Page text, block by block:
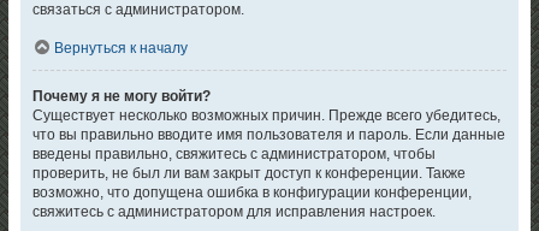
связаться с администратором.
Вернуться к началу
Почему я не могу войти?
Существует несколько возможных причин. Прежде всего убедитесь,
что вы правильно вводите имя пользователя и пароль. Если данные
введены правильно, свяжитесь с администратором, чтобы
проверить, не был ли вам закрыт доступ к конференции. Также
возможно, что допущена ошибка в конфигурации конференции,
свяжитесь с администратором для исправления настроек.